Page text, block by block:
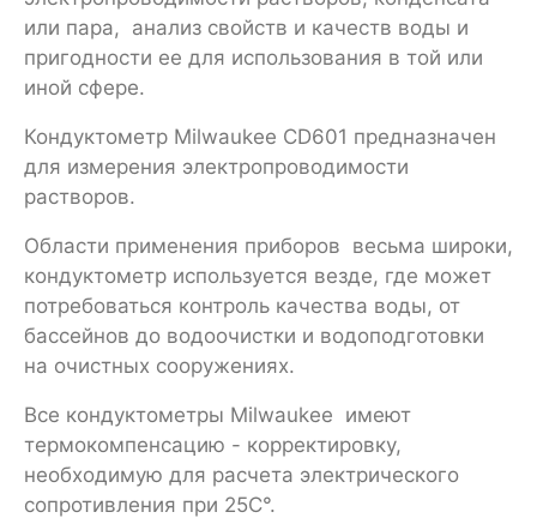
или пара, анализ свойств и качеств воды и
пригодности ее для использования в той или
иной сфере.
Кондуктометр Milwaukee CD601 предназначен
для измерения электропроводимости
растворов.
Области применения приборов весьма широки,
кондуктометр используется везде, где может
потребоваться контроль качества воды, от
бассейнов до водоочистки и водоподготовки
на очистных сооружениях.
Все кондуктометры Milwaukee имеют
термокомпенсацию - корректировку,
необходимую для расчета электрического
сопротивления при 25C°.